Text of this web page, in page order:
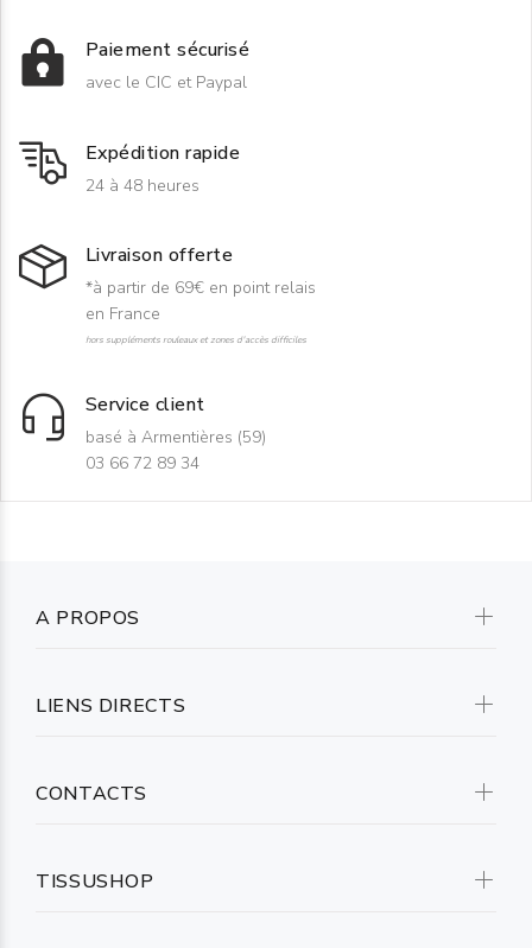
Paiement sécurisé
avec le CIC et Paypal
Expédition rapide
24 à 48 heures
Livraison offerte
*à partir de 69€ en point relais
en France
hors suppléments rouleaux et zones d'accès difficiles
Service client
basé à Armentières (59)
03 66 72 89 34
A PROPOS
LIENS DIRECTS
CONTACTS
TISSUSHOP